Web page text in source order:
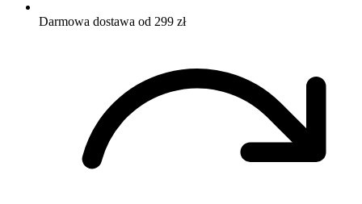
Darmowa dostawa od 299 zł